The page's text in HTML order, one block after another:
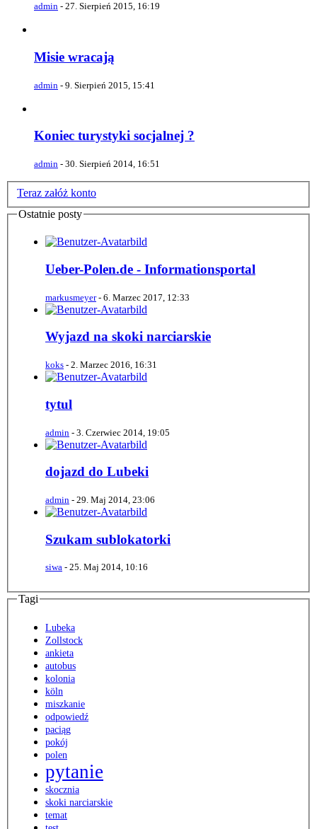
admin - 27. Sierpień 2015, 16:19
Misie wracają
admin - 9. Sierpień 2015, 15:41
Koniec turystyki socjalnej ?
admin - 30. Sierpień 2014, 16:51
Teraz załóż konto
Ostatnie posty
Ueber-Polen.de - Informationsportal
markusmeyer- 6. Marzec 2017, 12:33
Wyjazd na skoki narciarskie
koks - 2. Marzec 2016, 16:31
tytul
admin - 3. Czerwiec 2014, 19:05
dojazd do Lubeki
admin - 29. Maj 2014, 23:06
Szukam sublokatorki
siwa - 25. Maj 2014, 10:16
Tagi
Lubeka
Zollstock
ankieta
autobus
kolonia
köln
miszkanie
odpowiedź
paciąg
pokój
polen
pytanie
skocznia
skoki narciarskie
temat